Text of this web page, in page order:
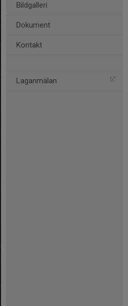
Bildgalleri
Dokument
Kontakt
Laganmälan